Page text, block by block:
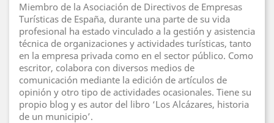
Miembro de la Asociación de Directivos de Empresas
Turísticas de España, durante una parte de su vida
profesional ha estado vinculado a la gestión y asistencia
técnica de organizaciones y actividades turísticas, tanto
en la empresa privada como en el sector público. Como
escritor, colabora con diversos medios de
comunicación mediante la edición de artículos de
opinión y otro tipo de actividades ocasionales. Tiene su
propio blog y es autor del libro ‘Los Alcázares, historia
de un municipio’.